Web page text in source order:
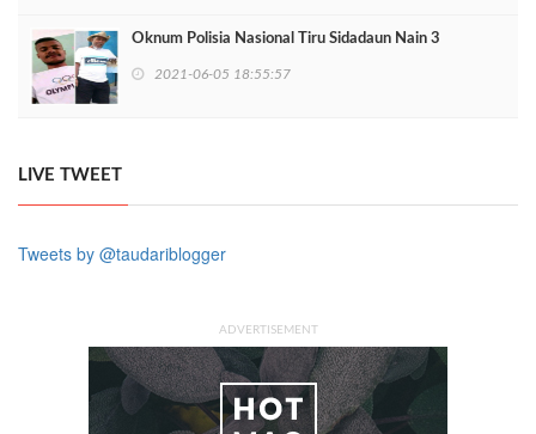
Oknum Polisia Nasional Tiru Sidadaun Nain 3
2021-06-05 18:55:57
LIVE TWEET
Tweets by @taudariblogger
ADVERTISEMENT